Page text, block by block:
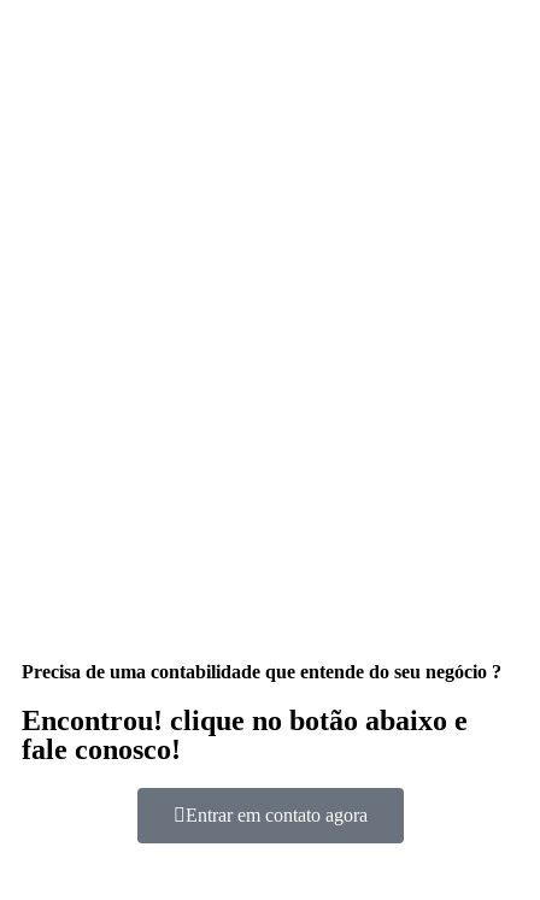
Precisa de uma contabilidade que entende do seu negócio ?
Encontrou! clique no botão abaixo e
fale conosco!
Entrar em contato agora